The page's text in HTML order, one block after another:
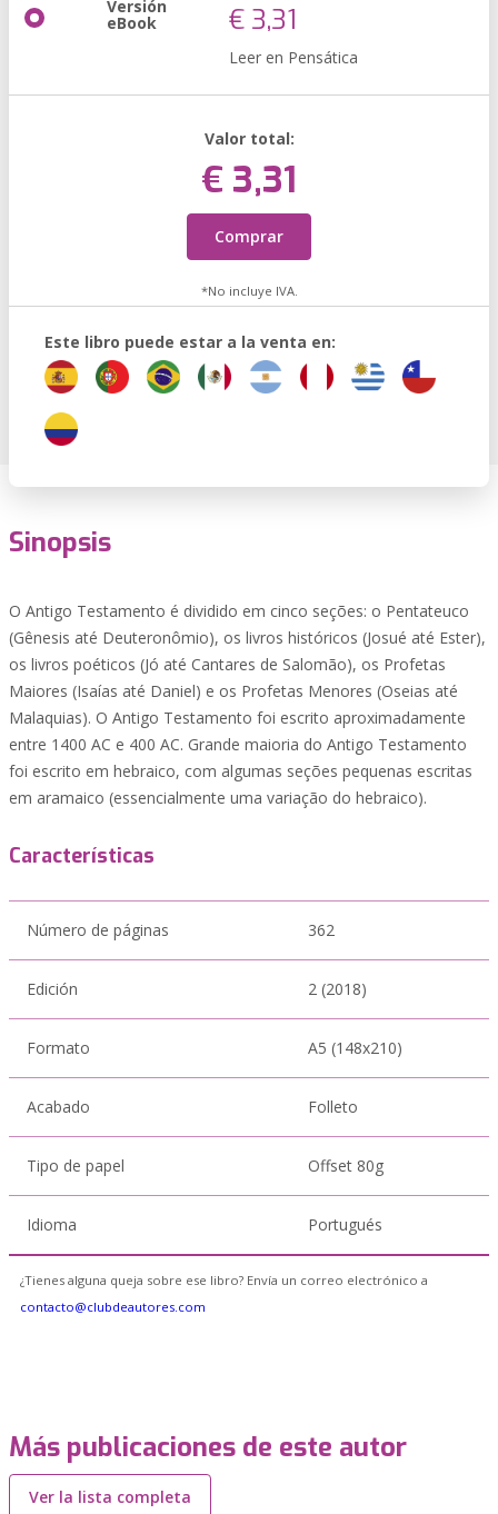
Versión
eBook € 3,31
Leer en Pensática
Valor total:
€ 3,31
Comprar
*No incluye IVA.
Este libro puede estar a la venta en:
Sinopsis
O Antigo Testamento é dividido em cinco seções: o Pentateuco
(Gênesis até Deuteronômio), os livros históricos (Josué até Ester),
os livros poéticos (Jó até Cantares de Salomão), os Profetas
Maiores (Isaías até Daniel) e os Profetas Menores (Oseias até
Malaquias). O Antigo Testamento foi escrito aproximadamente
entre 1400 AC e 400 AC. Grande maioria do Antigo Testamento
foi escrito em hebraico, com algumas seções pequenas escritas
em aramaico (essencialmente uma variação do hebraico).
Características
Número de páginas 362
Edición 2 (2018)
Formato A5 (148x210)
Acabado Folleto
Tipo de papel Offset 80g
Idioma Portugués
¿Tienes alguna queja sobre ese libro? Envía un correo electrónico a
contacto@clubdeautores.com
Más publicaciones de este autor
Ver la lista completa